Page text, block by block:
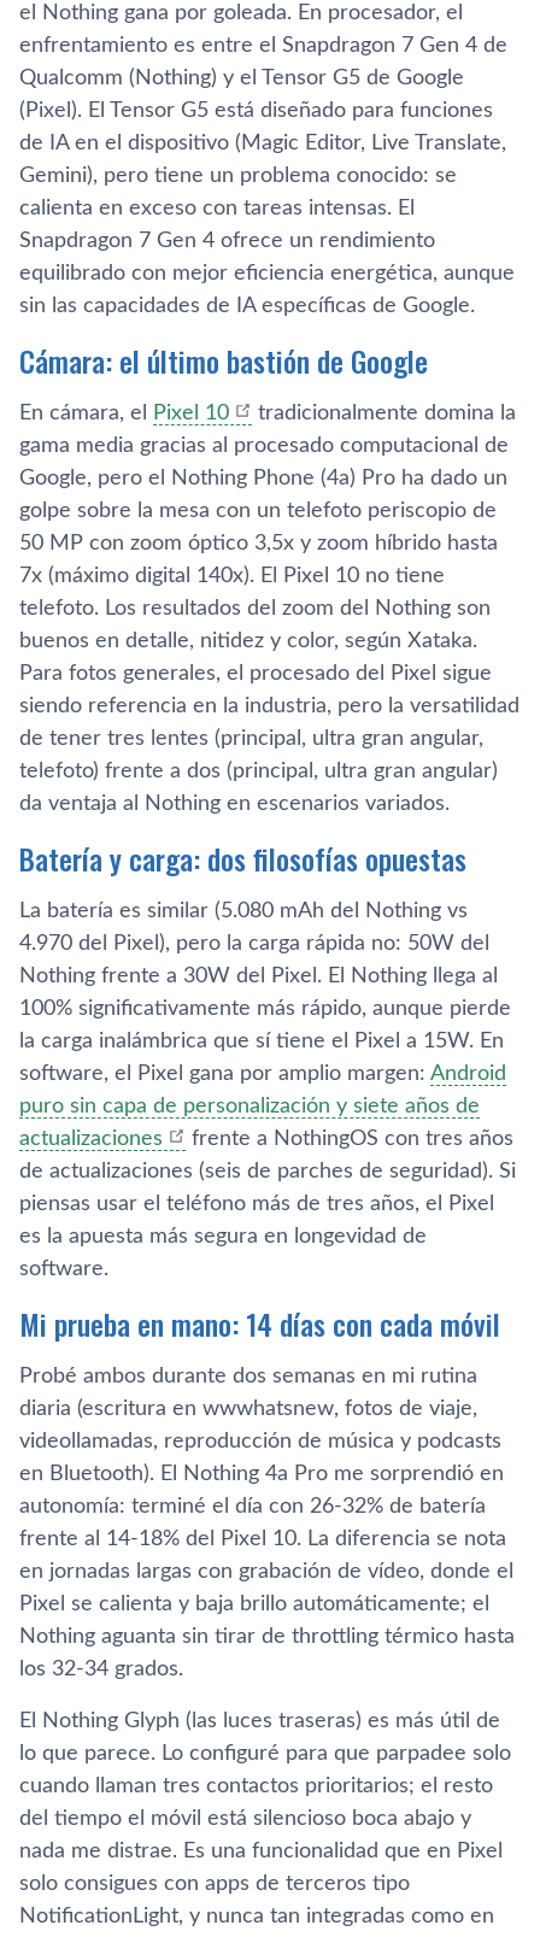
el Nothing gana por goleada. En procesador, el
enfrentamiento es entre el Snapdragon 7 Gen 4 de
Qualcomm (Nothing) y el Tensor G5 de Google
(Pixel). El Tensor G5 está diseñado para funciones
de IA en el dispositivo (Magic Editor, Live Translate,
Gemini), pero tiene un problema conocido: se
calienta en exceso con tareas intensas. El
Snapdragon 7 Gen 4 ofrece un rendimiento
equilibrado con mejor eficiencia energética, aunque
sin las capacidades de IA específicas de Google.
Cámara: el último bastión de Google
En cámara, el Pixel 10
tradicionalmente domina la
gama media gracias al procesado computacional de
Google, pero el Nothing Phone (4a) Pro ha dado un
golpe sobre la mesa con un telefoto periscopio de
50 MP con zoom óptico 3,5x y zoom híbrido hasta
7x (máximo digital 140x). El Pixel 10 no tiene
telefoto. Los resultados del zoom del Nothing son
buenos en detalle, nitidez y color, según Xataka.
Para fotos generales, el procesado del Pixel sigue
siendo referencia en la industria, pero la versatilidad
de tener tres lentes (principal, ultra gran angular,
telefoto) frente a dos (principal, ultra gran angular)
da ventaja al Nothing en escenarios variados.
Batería y carga: dos filosofías opuestas
La batería es similar (5.080 mAh del Nothing vs
4.970 del Pixel), pero la carga rápida no: 50W del
Nothing frente a 30W del Pixel. El Nothing llega al
100% significativamente más rápido, aunque pierde
la carga inalámbrica que sí tiene el Pixel a 15W. En
software, el Pixel gana por amplio margen: Android
puro sin capa de personalización y siete años de
actualizaciones
frente a NothingOS con tres años
de actualizaciones (seis de parches de seguridad). Si
piensas usar el teléfono más de tres años, el Pixel
es la apuesta más segura en longevidad de
software.
Mi prueba en mano: 14 días con cada móvil
Probé ambos durante dos semanas en mi rutina
diaria (escritura en wwwhatsnew, fotos de viaje,
videollamadas, reproducción de música y podcasts
en Bluetooth). El Nothing 4a Pro me sorprendió en
autonomía: terminé el día con 26-32% de batería
frente al 14-18% del Pixel 10. La diferencia se nota
en jornadas largas con grabación de vídeo, donde el
Pixel se calienta y baja brillo automáticamente; el
Nothing aguanta sin tirar de throttling térmico hasta
los 32-34 grados.
El Nothing Glyph (las luces traseras) es más útil de
lo que parece. Lo configuré para que parpadee solo
cuando llaman tres contactos prioritarios; el resto
del tiempo el móvil está silencioso boca abajo y
nada me distrae. Es una funcionalidad que en Pixel
solo consigues con apps de terceros tipo
NotificationLight, y nunca tan integradas como en